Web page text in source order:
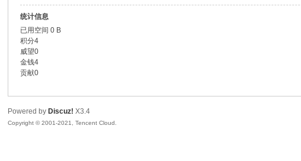
统计信息
已用空间 0 B
积分4
威望0
金钱4
贡献0
Powered by Discuz! X3.4
Copyright © 2001-2021, Tencent Cloud.